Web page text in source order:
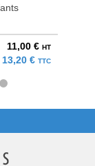
11,00 € HT
13,20 € TTC